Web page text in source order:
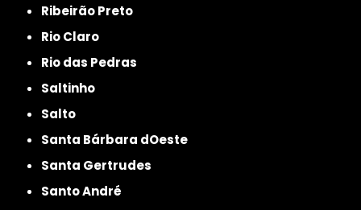
Ribeirão Preto
Rio Claro
Rio das Pedras
Saltinho
Salto
Santa Bárbara dOeste
Santa Gertrudes
Santo André